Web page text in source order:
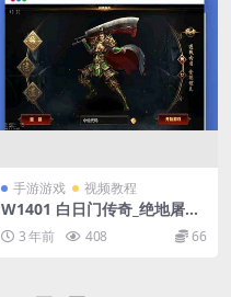
手游游戏 视频教程
W1401 白日门传奇_绝地屠龙
三职业版手游_WIN学习手工
服务端_通用语音视频教程_G
3 年前 408 66